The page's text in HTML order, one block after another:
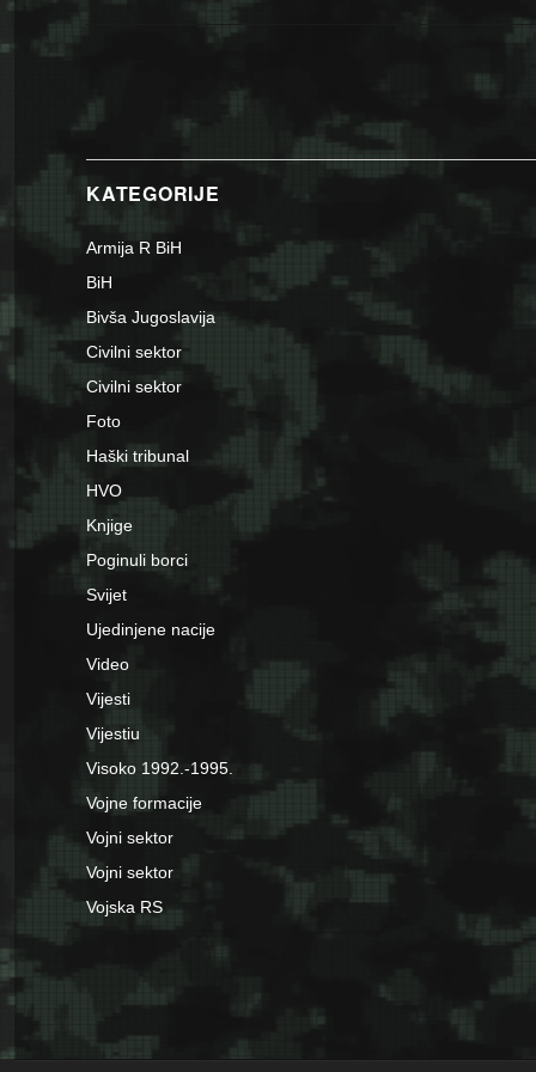
KATEGORIJE
Armija R BiH
BiH
Bivša Jugoslavija
Civilni sektor
Civilni sektor
Foto
Haški tribunal
HVO
Knjige
Poginuli borci
Svijet
Ujedinjene nacije
Video
Vijesti
Vijestiu
Visoko 1992.-1995.
Vojne formacije
Vojni sektor
Vojni sektor
Vojska RS